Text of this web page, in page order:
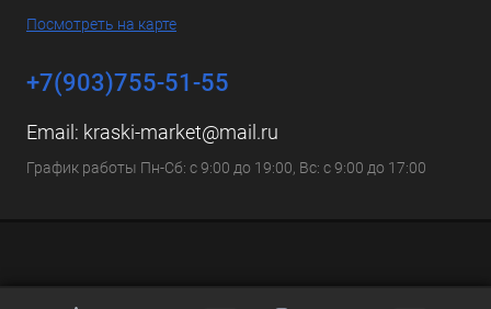
Посмотреть на карте
+7(903)755-51-55
Email: kraski-market@mail.ru
График работы Пн-Сб: с 9:00 до 19:00, Вс: с 9:00 до 17:00